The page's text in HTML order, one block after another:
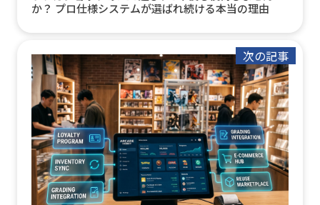
か？ プロ仕様システムが選ばれ続ける本当の理由
次の記事